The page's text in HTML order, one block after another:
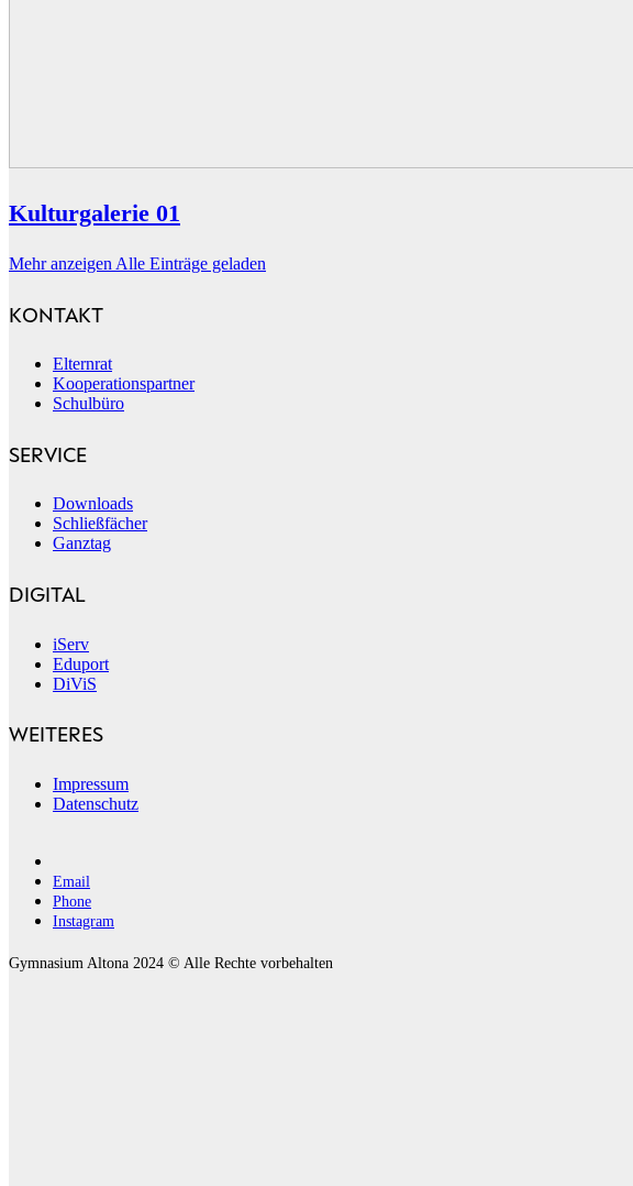
Kulturgalerie 01
Mehr anzeigen Alle Einträge geladen
KONTAKT
Elternrat
Kooperationspartner
Schulbüro
SERVICE
Downloads
Schließfächer
Ganztag
DIGITAL
iServ
Eduport
DiViS
WEITERES
Impressum
Datenschutz
Email
Phone
Instagram
Gymnasium Altona 2024 © Alle Rechte vorbehalten